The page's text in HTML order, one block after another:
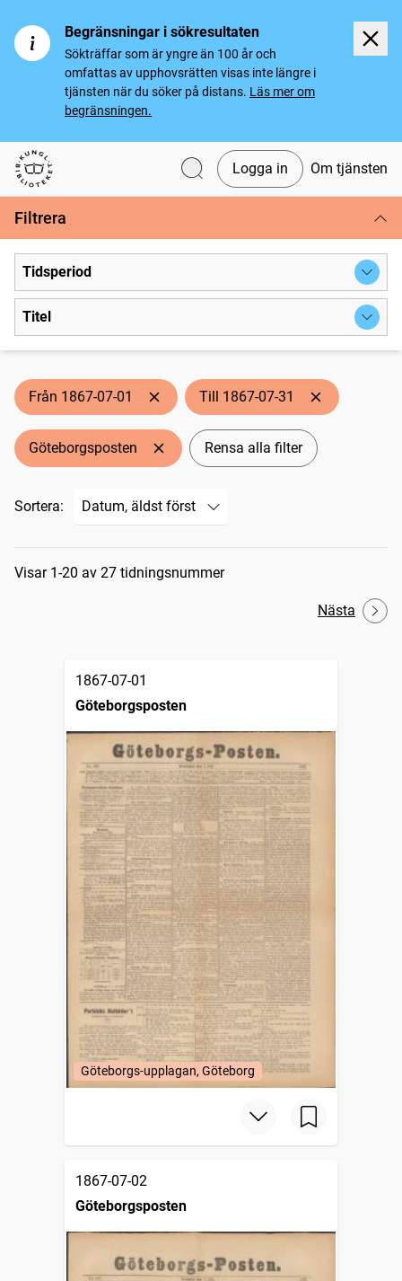
Begränsningar i sökresultaten
Sökträffar som är yngre än 100 år och
omfattas av upphovsrätten visas inte längre i
tjänsten när du söker på distans. Läs mer om
begränsningen.
Svenska tidningar
Logga in Om tjänsten
Filtrera
Tidsperiod
Titel
Från 1867-07-01 Till 1867-07-31
Göteborgsposten Rensa alla filter
Sortera:
Sökresultat
Visar 1-20 av 27 tidningsnummer
Nästa
1867-07-01
Göteborgsposten
Göteborgs-upplagan, Göteborg
1867-07-02
Göteborgsposten